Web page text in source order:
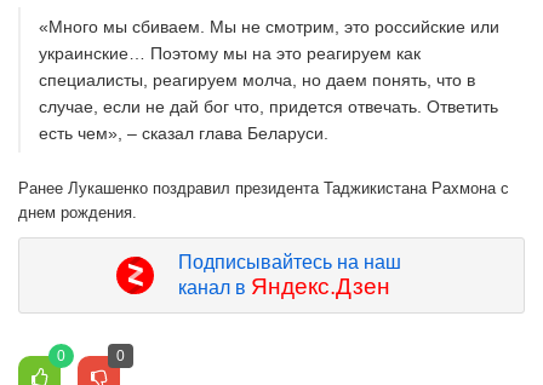
«Много мы сбиваем. Мы не смотрим, это российские или
украинские… Поэтому мы на это реагируем как
специалисты, реагируем молча, но даем понять, что в
случае, если не дай бог что, придется отвечать. Ответить
есть чем», – сказал глава Беларуси.
Ранее Лукашенко поздравил президента Таджикистана Рахмона с
днем рождения.
Подписывайтесь на наш
канал в Яндекс.Дзен
0 0